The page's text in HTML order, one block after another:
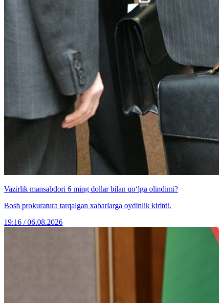
Vazirlik mansabdori 6 ming dollar bilan qo‘lga olindimi?
Bosh prokuratura tarqalgan xabarlarga oydinlik kiritdi.
19:16 / 06.08.2026